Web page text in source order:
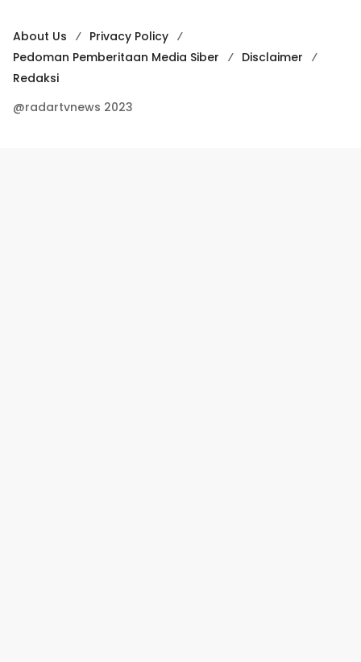
About Us
Privacy Policy
Pedoman Pemberitaan Media Siber
Disclaimer
Redaksi
@radartvnews 2023